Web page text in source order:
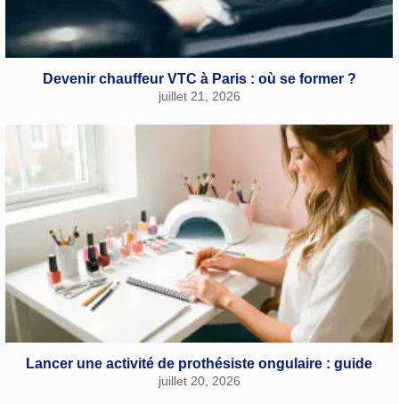
Devenir chauffeur VTC à Paris : où se former ?
juillet 21, 2026
Lancer une activité de prothésiste ongulaire : guide
juillet 20, 2026